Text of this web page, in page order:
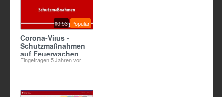
00:53 Populär
Corona-Virus -
Schutzmaßnahmen
auf Feuerwachen
Eingetragen5 Jahren vor